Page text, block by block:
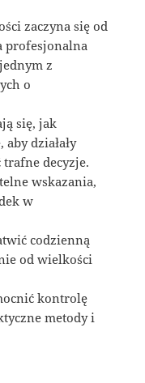
zaczyna się od
profesjonalna
z
o
się, jak
działały
trafne decyzje.
wskazania,
w
codzienną
od wielkości
kontrolę
metody i